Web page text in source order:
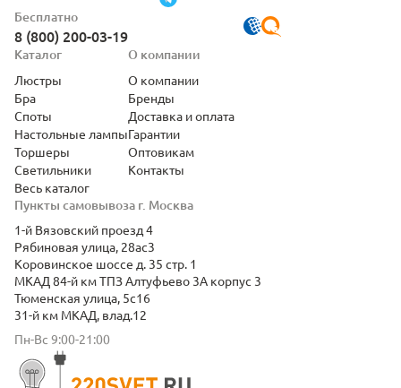
Бесплатно
8 (800) 200-03-19
Пункты самовывоза г. Москва
1-й Вязовский проезд 4
Рябиновая улица, 28ас3
Коровинское шоссе д. 35 стр. 1
МКАД 84-й км ТПЗ Алтуфьево 3А корпус 3
Тюменская улица, 5с16
31-й км МКАД, влад.12
Пн-Вс 9:00-21:00
Каталог
Люстры
Бра
Споты
Настольные лампы
Торшеры
Светильники
Весь каталог
О компании
О компании
Бренды
Доставка и оплата
Гарантии
Оптовикам
Контакты